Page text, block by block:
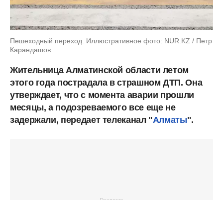
Пешеходный переход. Иллюстративное фото: NUR.KZ / Петр
Карандашов
Жительница Алматинской области летом
этого года пострадала в страшном ДТП. Она
утверждает, что с момента аварии прошли
месяцы, а подозреваемого все еще не
задержали, передает телеканал "Алматы".